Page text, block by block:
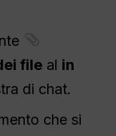
file al in
di chat.
che si